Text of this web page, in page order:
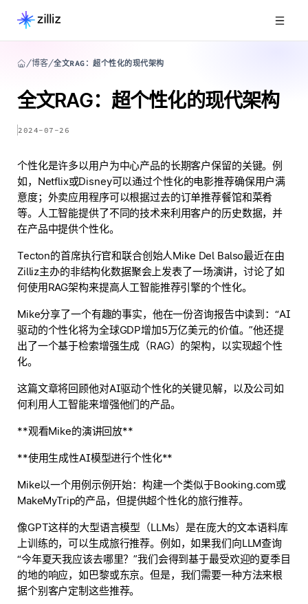
博客 全文RAG：超个性化的现代架构
全文RAG：超个性化的现代架构
2024-07-26
个性化是许多以用户为中心产品的长期客户保留的关键。例
如，Netflix或Disney可以通过个性化的电影推荐确保用户满
意度；外卖应用程序可以根据过去的订单推荐餐馆和菜肴
等。人工智能提供了不同的技术来利用客户的历史数据，并
在产品中提供个性化。
Tecton的首席执行官和联合创始人Mike Del Balso最近在由
Zilliz主办的非结构化数据聚会上发表了一场演讲，讨论了如
何使用RAG架构来提高人工智能推荐引擎的个性化。
Mike分享了一个有趣的事实，他在一份咨询报告中读到：“AI
驱动的个性化将为全球GDP增加5万亿美元的价值。”他还提
出了一个基于检索增强生成（RAG）的架构，以实现超个性
化。
这篇文章将回顾他对AI驱动个性化的关键见解，以及公司如
何利用人工智能来增强他们的产品。
**观看Mike的演讲回放**
**使用生成性AI模型进行个性化**
Mike以一个用例示例开始：构建一个类似于Booking.com或
MakeMyTrip的产品，但提供超个性化的旅行推荐。
像GPT这样的大型语言模型（LLMs）是在庞大的文本语料库
上训练的，可以生成旅行推荐。例如，如果我们向LLM查询
“今年夏天我应该去哪里？”我们会得到基于最受欢迎的夏季目
的地的响应，如巴黎或东京。但是，我们需要一种方法来根
据个别客户定制这些推荐。